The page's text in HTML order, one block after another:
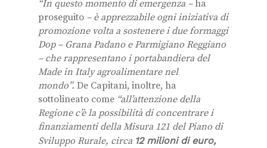
“In questo momento di emergenza – ha
proseguito – è apprezzabile ogni iniziativa di
promozione volta a sostenere i due formaggi
Dop – Grana Padano e Parmigiano Reggiano
– che rappresentano i portabandiera del
Made in Italy agroalimentare nel
mondo”. De Capitani, inoltre, ha
sottolineato come “all’attenzione della
Regione c’è la possibilità di concentrare i
finanziamenti della Misura 121 del Piano di
Sviluppo Rurale, circa 12 milioni di euro,